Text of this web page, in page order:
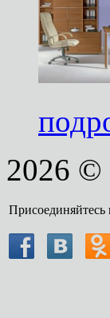
2026 ©
Присоединяйтесь